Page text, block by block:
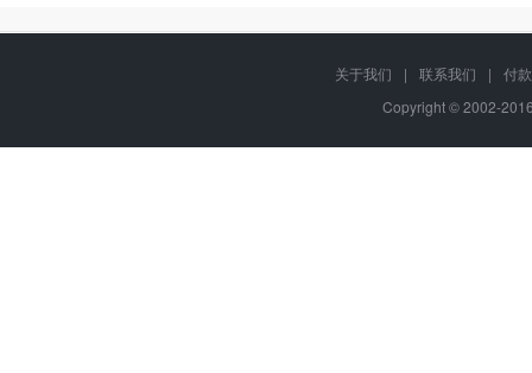
关于我们 | 联系我们 |
付
Copyright © 2002-